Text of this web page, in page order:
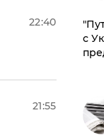
22:40
21:55
с